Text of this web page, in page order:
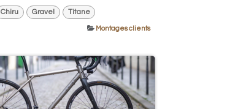
Chiru Gravel Titane
Montages clients